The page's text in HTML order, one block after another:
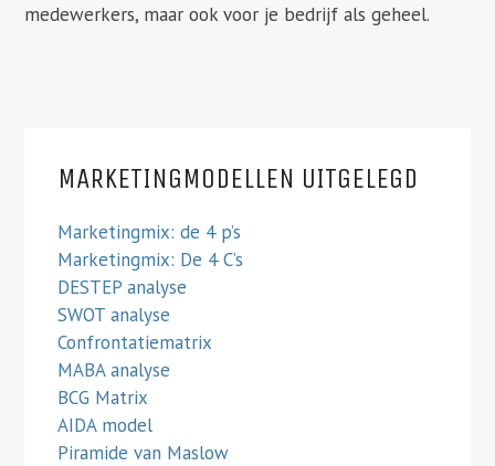
medewerkers, maar ook voor je bedrijf als geheel.
MARKETINGMODELLEN UITGELEGD
Marketingmix: de 4 p’s
Marketingmix: De 4 C’s
DESTEP analyse
SWOT analyse
Confrontatiematrix
MABA analyse
BCG Matrix
AIDA model
Piramide van Maslow